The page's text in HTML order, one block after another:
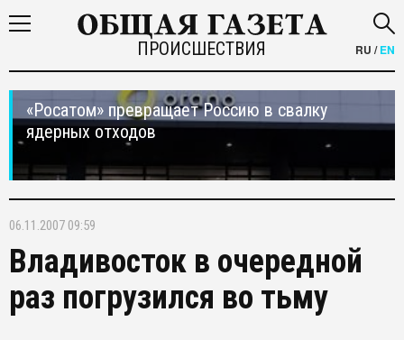
ПРОИСШЕСТВИЯ RU /EN
«Росатом» превращает Россию в свалку
ядерных отходов
06.11.2007 09:59
Владивосток в очередной
раз погрузился во тьму